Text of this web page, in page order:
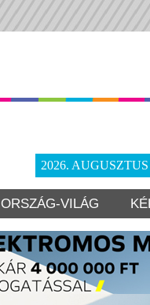
2026.
ORSZÁG-VILÁG